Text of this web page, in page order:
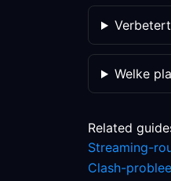
Welke
Related
Streaming-
Clash-